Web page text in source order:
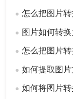
● 怎么把图片转
● 图片如何转换
● 怎么把图片转换
● 如何提取图片
● 如何将图片转换